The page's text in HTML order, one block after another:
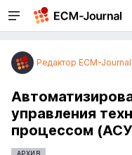
Редактор ECM-Journal
управления
процессом
АРХИВ